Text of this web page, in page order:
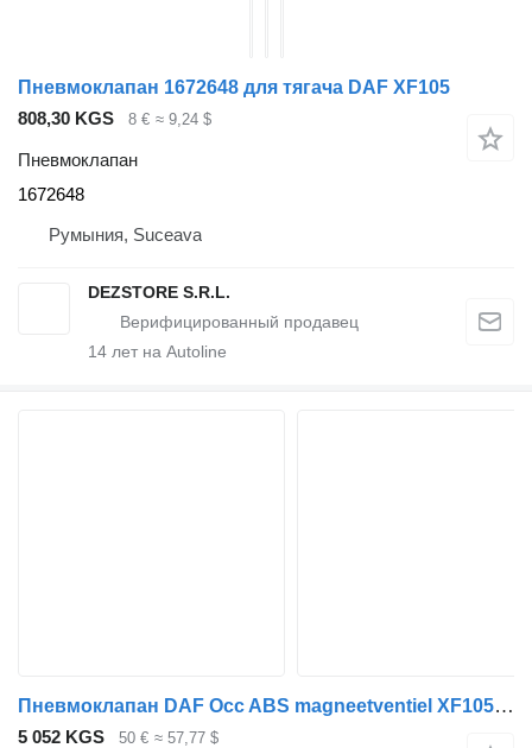
Пневмоклапан 1672648 для тягача DAF XF105
808,30 KGS
8 € ≈ 9,24 $
Пневмоклапан
1672648
Румыния, Suceava
DEZSTORE S.R.L.
14 лет на Autoline
Пневмоклапан DAF Occ ABS magneetventiel XF105 1304635 для тягача
5 052 KGS 50 € ≈ 57,77 $